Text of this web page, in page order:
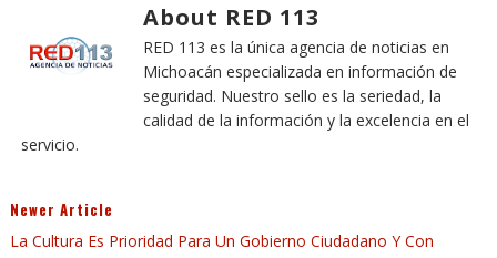
About RED 113
RED 113 es la única agencia de noticias en
Michoacán especializada en información de
seguridad. Nuestro sello es la seriedad, la
calidad de la información y la excelencia en el
servicio.
Newer Article
La Cultura Es Prioridad Para Un Gobierno Ciudadano Y Con